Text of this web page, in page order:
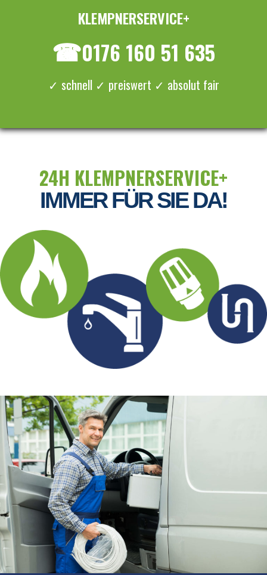
KLEMPNERSERVICE+
☎0176 160 51 635
✓ schnell ✓ preiswert ✓ absolut fair
24H KLEMPNERSERVICE+
IMMER FÜR SIE DA!